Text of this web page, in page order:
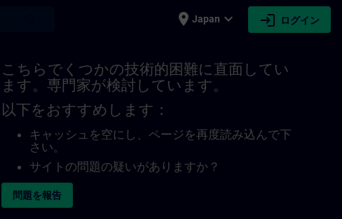
place Japan expand_more login ログイン
こちらでくつかの技術的困難に直面してい
ます。専門家が検討しています。
以下をおすすめします：
キャッシュを空にし、ページを再度読み込んで下
さい。
サイトの問題の疑いがありますか？
問題を報告